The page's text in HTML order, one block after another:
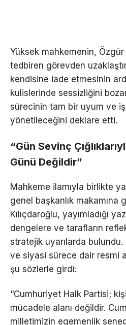
Yüksek mahkemenin,
tedbiren görevden
kendisine iade etmesinin
kulislerinde sessizliğini
sürecinin tam bir uyum ve
yönetileceğini deklare etti.
“Gün Sevinç
Günü Değildir”
Mahkeme ilamıyla birlikte
genel başkanlık makamına
Kılıçdaroğlu, yayımladığı
dengelere ve tarafların
stratejik uyarılarda bulundu.
ve siyasi sürece dair resmi
şu sözlerle girdi:
“Cumhuriyet Halk Partisi;
mücadele alanı değildir.
milletimizin egemenlik